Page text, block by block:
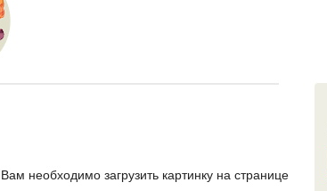
необходимо загрузить картинку на странице